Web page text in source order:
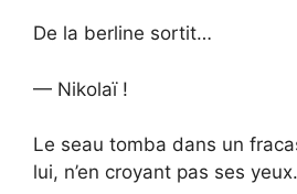
De la berline sortit…
— Nikolaï !
Le seau tomba dans un
lui, n’en croyant pas ses yeux.